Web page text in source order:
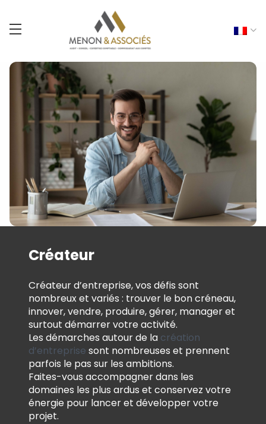
Créateur
Créateur d’entreprise, vos défis sont
nombreux et variés : trouver le bon créneau,
innover, vendre, produire, gérer, manager et
surtout démarrer votre activité.
Les démarches autour de la création
d’entreprise sont nombreuses et prennent
parfois le pas sur les ambitions.
Faites-vous accompagner dans les
domaines les plus ardus et conservez votre
énergie pour lancer et développer votre
projet.